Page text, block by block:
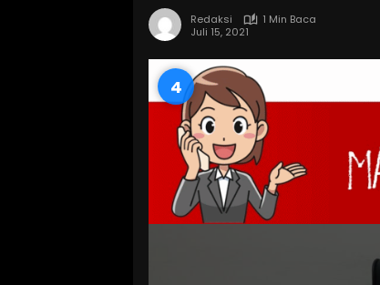
Redaksi
1 Min Baca
Juli 15, 2021
3